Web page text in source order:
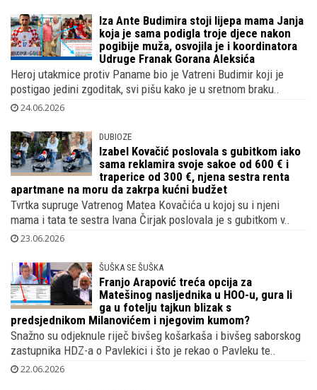
Iza Ante Budimira stoji lijepa mama Janja
koja je sama podigla troje djece nakon
pogibije muža, osvojila je i koordinatora
Udruge Franak Gorana Aleksića
Heroj utakmice protiv Paname bio je Vatreni Budimir koji je
postigao jedini zgoditak, svi pišu kako je u sretnom braku..
DUBIOZE
Izabel Kovačić poslovala s gubitkom iako
sama reklamira svoje sakoe od 600 € i
traperice od 300 €, njena sestra renta
apartmane na moru da zakrpa kućni budžet
Tvrtka supruge Vatrenog Matea Kovačića u kojoj su i njeni
mama i tata te sestra Ivana Čirjak poslovala je s gubitkom v..
ŠUŠKA SE ŠUŠKA
Franjo Arapović treća opcija za
Matešinog nasljednika u HOO-u, gura li
ga u fotelju tajkun blizak s
predsjednikom Milanovićem i njegovim kumom?
Snažno su odjeknule riječ bivšeg košarkaša i bivšeg saborskog
zastupnika HDZ-a o Pavlekici i što je rekao o Pavleku te..